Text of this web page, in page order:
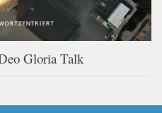
Gloria Talk